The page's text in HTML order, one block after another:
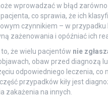
wprowadzać w błąd
co sprawia, że ich
czynnikiem – w przypadku
zażenowania i opóźniać ich
że wielu pacjentów nie
obaw przed diagnozą
odpowiedniego leczenia,
przypadków kiły jest
zakażenia na innych.